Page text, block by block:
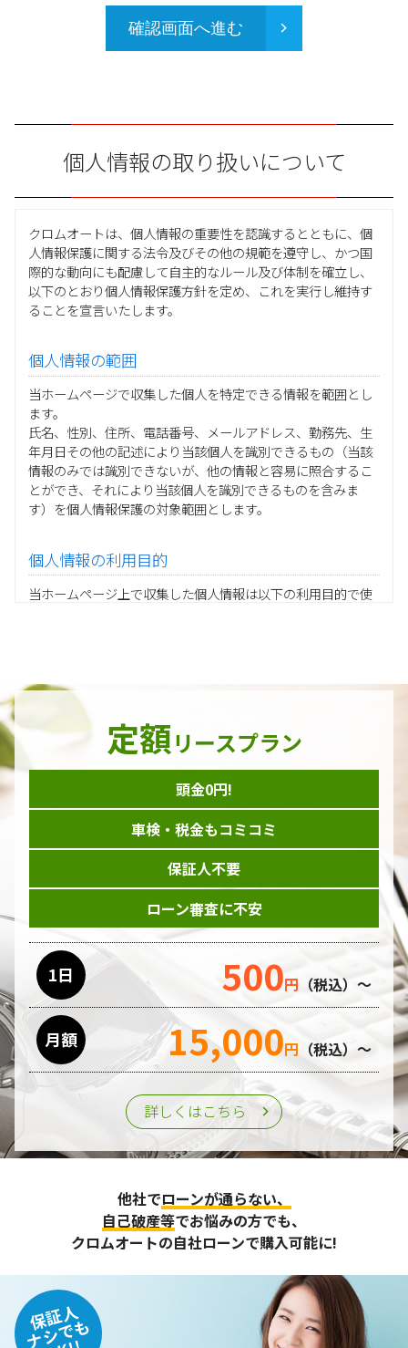
確認画面へ進む
個人情報の取り扱いについて
クロムオートは、個人情報の重要性を認識するとともに、個
人情報保護に関する法令及びその他の規範を遵守し、かつ国
際的な動向にも配慮して自主的なルール及び体制を確立し、
以下のとおり個人情報保護方針を定め、これを実行し維持す
ることを宣言いたします。
個人情報の範囲
当ホームページで収集した個人を特定できる情報を範囲とし
ます。
氏名、性別、住所、電話番号、メールアドレス、勤務先、生
年月日その他の記述により当該個人を識別できるもの（当該
情報のみでは識別できないが、他の情報と容易に照合するこ
とができ、それにより当該個人を識別できるものを含みま
す）を個人情報保護の対象範囲とします。
個人情報の利用目的
当ホームページ上で収集した個人情報は以下の利用目的で使
当グループの業務に従事する協力会社様担当者の識別
当グループ内で共同利用する人事関連システムの運用
ダイレクトメール等を利用したアンケート・キャンペーン
などの意見・情報の調査
当ホームページはサービスに関するお問い合わせやご質問、
資料のご請求や各サービス等のお申し込みなど、当ホームペ
ージのサービス提供過程で、氏名、連絡先、勤務先等の個人
情報を書面、電子媒体、ウェブ等を介して収集致します。
委託先の管理･監督
利用目的の遂行のために業務を委託する場合、個人情報の取
り扱いに関する委託先の適正な管理・監督をおこないます。
第三者への提供
個人情報は、ご本人の同意を得た場合または法令の定めがあ
る場合を除き、第三者に提供することはいたしません。
個人情報の管理
失、破壊、改ざん及び漏えいなどに対する予防ならびに是正
に努め、合理的な安全対策を講じます。
また、個人情報保護に関する法令およびその他の規範を遵守
するとともに、この方針に基づく個人情報保護規程や体制を
定め、その内容を継続的に見直し、改善に努めます。
個人情報の訂正･削除・開示
定額リースプラン
頭金0円!
車検・税金もコミコミ
保証人不要
ローン審査に不安
1日 500円 （税込）～
月額 15,000円 （税込）～
詳しくはこちら
他社でローンが通らない、
自己破産等でお悩みの方でも、
クロムオートの自社ローンで購入可能に!
保証人
ナシでも